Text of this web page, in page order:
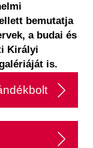
bemutatja
a budai és
Királyi
is.